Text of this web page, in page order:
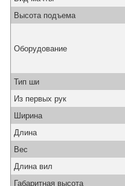
Высота подъема
Оборудование
Тип ши
Из первых рук
Ширина
Длина
Вес
Длина вил
Габаритная высота